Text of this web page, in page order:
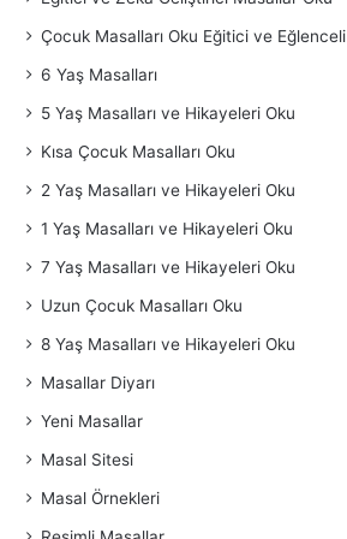
Çocuk Masalları Oku Eğitici ve Eğlenceli
6 Yaş Masalları
5 Yaş Masalları ve Hikayeleri Oku
Kısa Çocuk Masalları Oku
2 Yaş Masalları ve Hikayeleri Oku
1 Yaş Masalları ve Hikayeleri Oku
7 Yaş Masalları ve Hikayeleri Oku
Uzun Çocuk Masalları Oku
8 Yaş Masalları ve Hikayeleri Oku
Masallar Diyarı
Yeni Masallar
Masal Sitesi
Masal Örnekleri